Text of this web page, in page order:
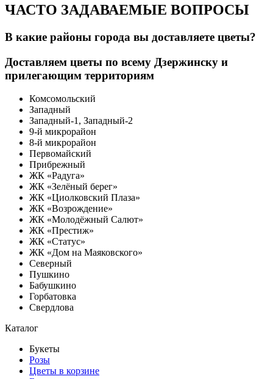
ЧАСТО ЗАДАВАЕМЫЕ ВОПРОСЫ
В какие районы города вы доставляете цветы?
Доставляем цветы по всему Дзержинску и
прилегающим территориям
Комсомольский
Западный
Западный-1, Западный-2
9-й микрорайон
8-й микрорайон
Первомайский
Прибрежный
ЖК «Радуга»
ЖК «Зелёный берег»
ЖК «Циолковский Плаза»
ЖК «Возрождение»
ЖК «Молодёжный Салют»
ЖК «Престиж»
ЖК «Статус»
ЖК «Дом на Маяковского»
Северный
Пушкино
Бабушкино
Горбатовка
Свердлова
Каталог
Букеты
Розы
Цветы в корзине